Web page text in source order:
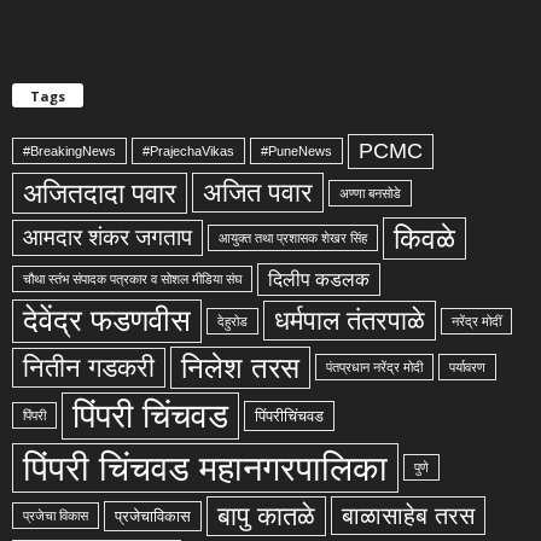
Tags
#BreakingNews #PrajechaVikas #PuneNews PCMC
अजितदादा पवार अजित पवार अण्णा बनसोडे
आमदार शंकर जगताप आयुक्त तथा प्रशासक शेखर सिंह किवळे
चौथा स्तंभ संपादक पत्रकार व सोशल मीडिया संघ दिलीप कडलक
देवेंद्र फडणवीस देहुरोड धर्मपाल तंतरपाळे नरेंद्र मोदीं
नितीन गडकरी निलेश तरस पंतप्रधान नरेंद्र मोदी पर्यावरण
पिंपरी पिंपरी चिंचवड पिंपरीचिंचवड
पिंपरी चिंचवड महानगरपालिका पुणे
प्रजेचा विकास प्रजेचाविकास बापु कातळे बाळासाहेब तरस